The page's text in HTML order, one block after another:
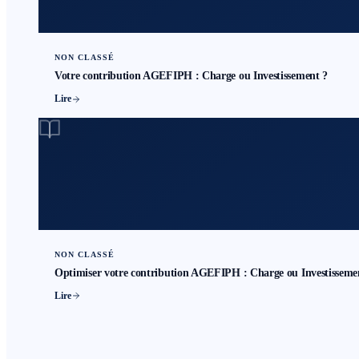
NON CLASSÉ
Votre contribution AGEFIPH : Charge ou Investissement ?
Lire
NON CLASSÉ
Optimiser votre contribution AGEFIPH : Charge ou
Lire